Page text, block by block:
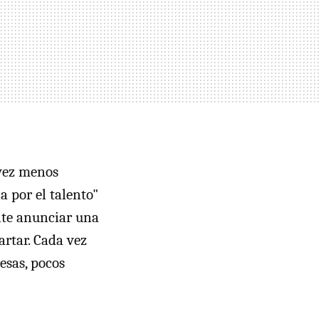
menos
por el talento"
anunciar una
Cada vez
pocos